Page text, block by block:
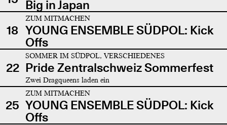
Big in Japan
18
ZUM MITMACHEN
YOUNG ENSEMBLE SÜDPOL: Kick
Offs
22
SOMMER IM SÜDPOL, VERSCHIEDENES
Pride Zentralschweiz Sommerfest
Zwei Dragqueens laden ein
25
ZUM MITMACHEN
YOUNG ENSEMBLE SÜDPOL: Kick
Offs